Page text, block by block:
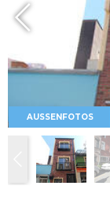
AUSSENFOTOS